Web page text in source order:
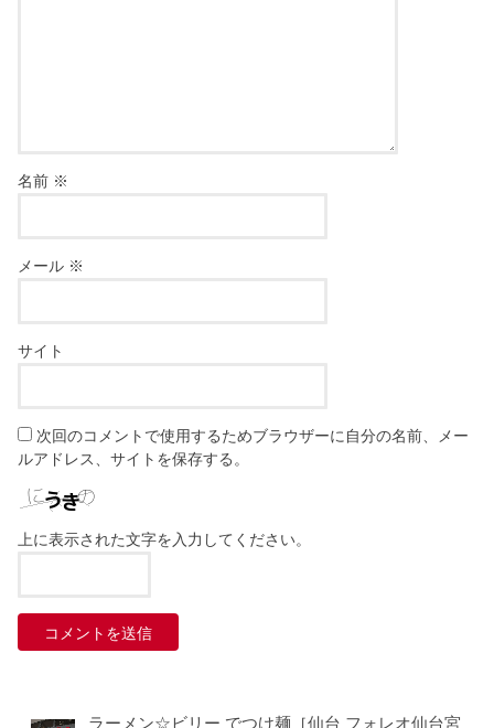
名前 ※
メール ※
サイト
次回のコメントで使用するためブラウザーに自分の名前、メー
ルアドレス、サイトを保存する。
上に表示された文字を入力してください。
ラーメン☆ビリー でつけ麺［仙台 フォレオ仙台宮